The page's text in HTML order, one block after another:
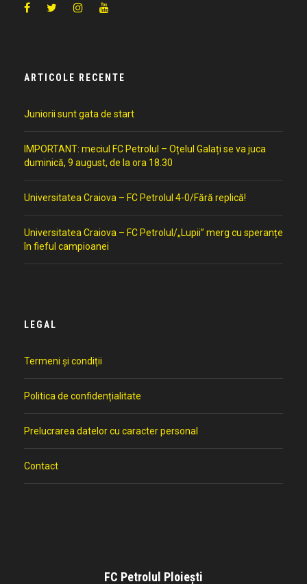
ARTICOLE RECENTE
Juniorii sunt gata de start
IMPORTANT: meciul FC Petrolul – Oțelul Galați se va juca
duminică, 9 august, de la ora 18.30
Universitatea Craiova – FC Petrolul 4-0/Fără replică!
Universitatea Craiova – FC Petrolul/„Lupii” merg cu speranțe
în fieful campioanei
LEGAL
Termeni și condiții
Politica de confidențialitate
Prelucrarea datelor cu caracter personal
Contact
FC Petrolul Ploiești